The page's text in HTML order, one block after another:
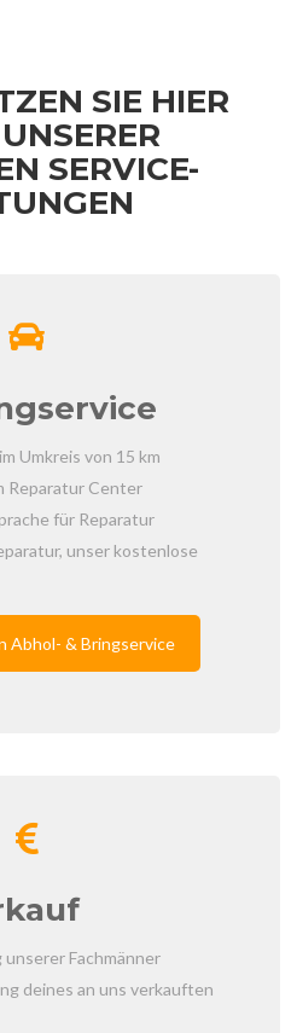
SIE HIER
SERVICE-
Umkreis von 15 km
Reparatur Center
für Reparatur
unser kostenlose
Abhol- & Bringservice
Fachmänner
deines an uns verkauften